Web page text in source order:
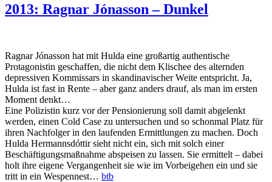
2013: Ragnar Jónasson – Dunkel
Ragnar Jónasson hat mit Hulda eine großartig authentische
Protagonistin geschaffen, die nicht dem Klischee des alternden
depressiven Kommissars in skandinavischer Weite entspricht. Ja,
Hulda ist fast in Rente – aber ganz anders drauf, als man im ersten
Moment denkt…
Eine Polizistin kurz vor der Pensionierung soll damit abgelenkt
werden, einen Cold Case zu untersuchen und so schonmal Platz für
ihren Nachfolger in den laufenden Ermittlungen zu machen. Doch
Hulda Hermannsdóttir sieht nicht ein, sich mit solch einer
Beschäftigungsmaßnahme abspeisen zu lassen. Sie ermittelt – dabei
holt ihre eigene Vergangenheit sie wie im Vorbeigehen ein und sie
tritt in ein Wespennest… btb